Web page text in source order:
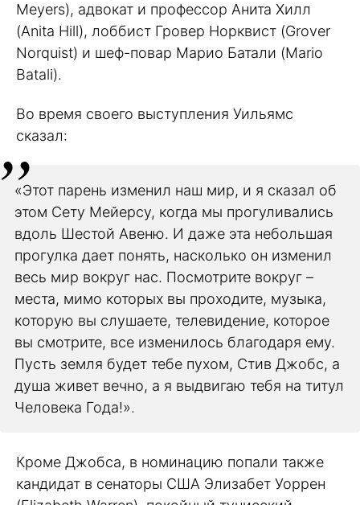
Meyers), адвокат и профессор Анита Хилл
(Anita Hill), лоббист Гровер Норквист (Grover
Norquist) и шеф-повар Марио Батали (Mario
Batali).
Во время своего выступления Уильямс
сказал:
«Этот парень изменил наш мир, и я сказал об
этом Сету Мейерсу, когда мы прогуливались
вдоль Шестой Авеню. И даже эта небольшая
прогулка дает понять, насколько он изменил
весь мир вокруг нас. Посмотрите вокруг –
места, мимо которых вы проходите, музыка,
которую вы слушаете, телевидение, которое
вы смотрите, все изменилось благодаря ему.
Пусть земля будет тебе пухом, Стив Джобс, а
душа живет вечно, а я выдвигаю тебя на титул
Человека Года!».
Кроме Джобса, в номинацию попали также
кандидат в сенаторы США Элизабет Уоррен